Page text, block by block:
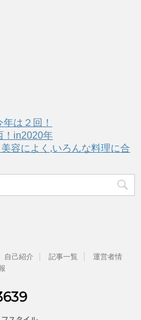
は２回！
！in2020年
容によく,いろんな料理に合
自己紹介 記事一覧
運営者情